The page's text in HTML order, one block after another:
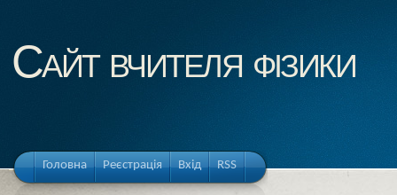
Cайт вчителя фізики
Головна Реєстрація Вхід RSS